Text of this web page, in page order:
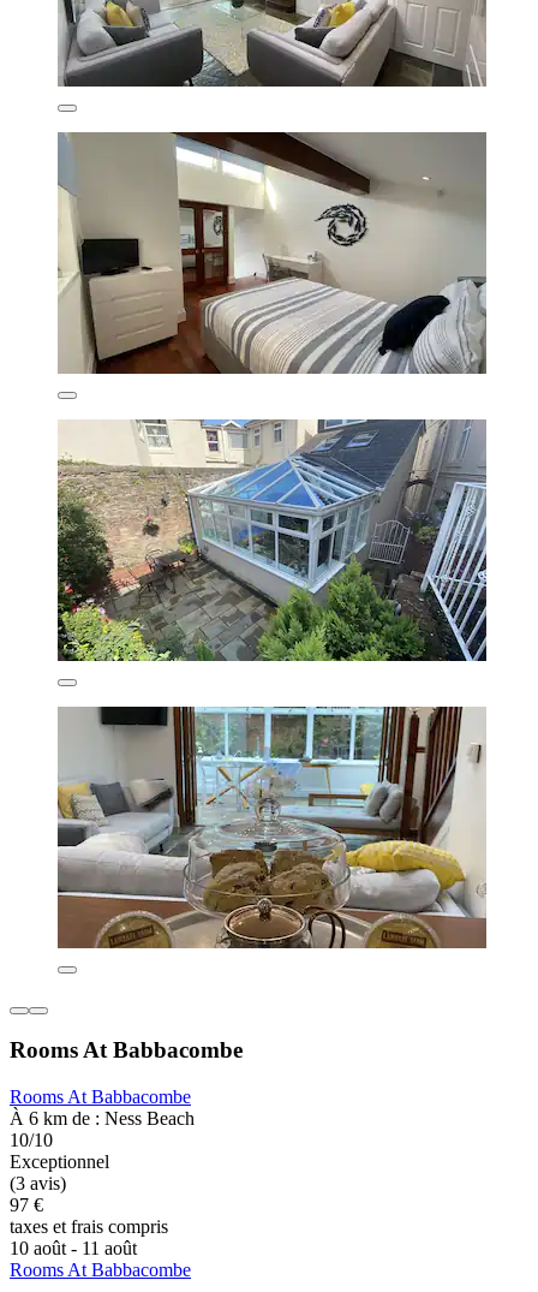
Rooms At Babbacombe
Rooms At Babbacombe
À 6 km de : Ness Beach
10/10
Exceptionnel
(3 avis)
97 €
taxes et frais compris
10 août - 11 août
Rooms At Babbacombe